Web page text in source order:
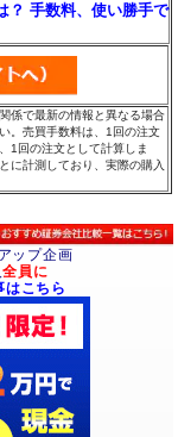
？ 手数料、使い勝手で
係で最新の情報と異なる場合
。売買手数料は、1回の注文
1回の注文として計算しま
に計測しており、実際の購入
ップ企画
全員に
はこちら